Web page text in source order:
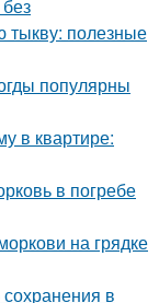
тыкву: полезные
популярны
в квартире:
в погребе
на грядке
в